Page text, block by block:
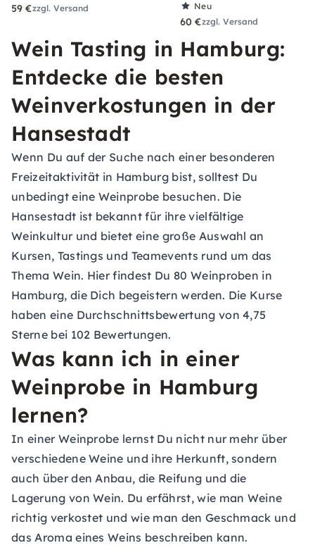
59 €zzgl. Versand Neu
60 €zzgl. Versand
Wein Tasting in Hamburg:
Entdecke die besten
Weinverkostungen in der
Hansestadt
Wenn Du auf der Suche nach einer besonderen
Freizeitaktivität in Hamburg bist, solltest Du
unbedingt eine Weinprobe besuchen. Die
Hansestadt ist bekannt für ihre vielfältige
Weinkultur und bietet eine große Auswahl an
Kursen, Tastings und Teamevents rund um das
Thema Wein. Hier findest Du 80 Weinproben in
Hamburg, die Dich begeistern werden. Die Kurse
haben eine Durchschnittsbewertung von 4,75
Sterne bei 102 Bewertungen.
Was kann ich in einer
Weinprobe in Hamburg
lernen?
In einer Weinprobe lernst Du nicht nur mehr über
verschiedene Weine und ihre Herkunft, sondern
auch über den Anbau, die Reifung und die
Lagerung von Wein. Du erfährst, wie man Weine
richtig verkostet und wie man den Geschmack und
das Aroma eines Weins beschreiben kann.